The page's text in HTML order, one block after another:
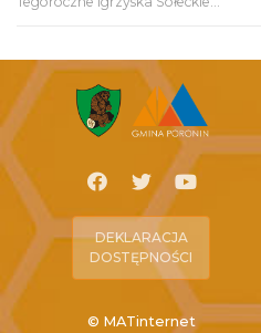
DEKLARACJA
DOSTĘPNOŚCI
© MATinternet